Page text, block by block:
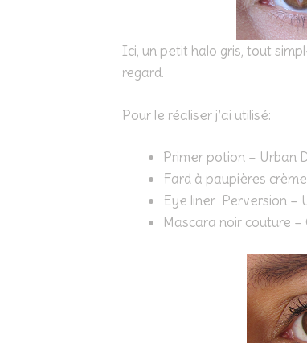
Ici, un petit halo gris, tout
regard.
Pour le réaliser j’ai utilisé:
Primer potion – Urban
Fard à paupières
Eye liner Perversion –
Mascara noir couture –